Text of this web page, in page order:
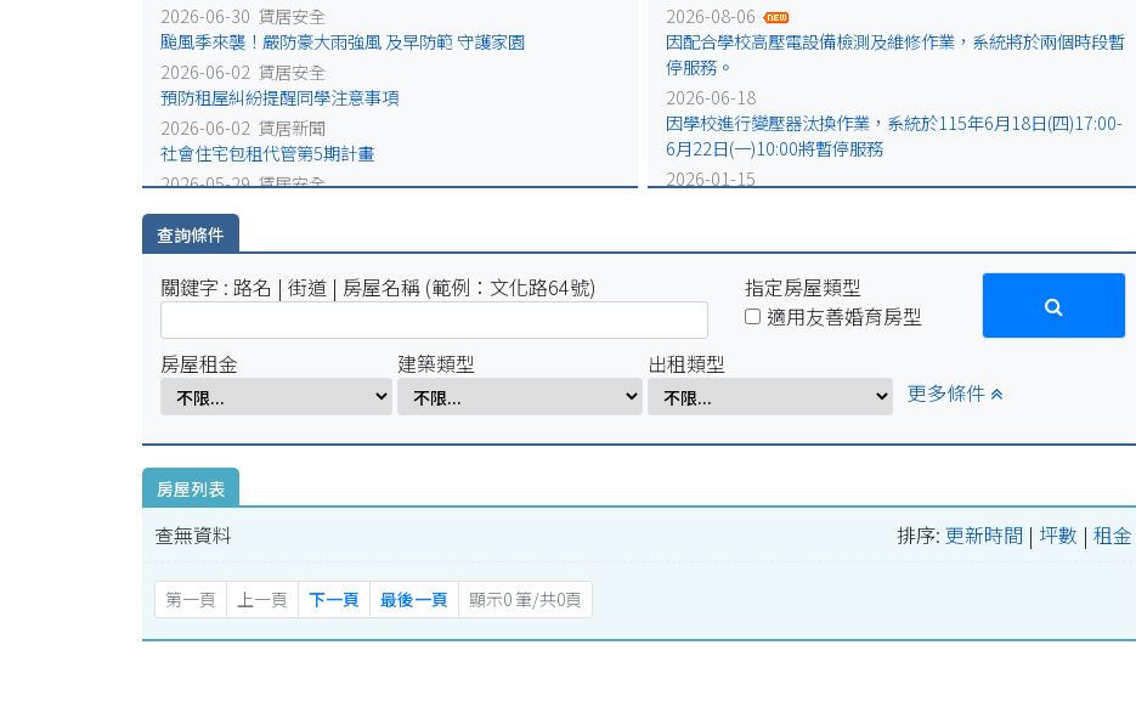
2026-06-30 賃居安全
颱風季來襲！嚴防豪大雨強風 及早防範 守護家園
2026-06-02 賃居安全
預防租屋糾紛提醒同學注意事項
2026-06-02 賃居新聞
社會住宅包租代管第5期計畫
2026-05-29 賃居安全
火災避難，千萬別躲浴室廁所!
2026-05-25 賃居安全
2026-05-18 賃居新聞
2026-08-06
因配合學校高壓電設備檢測及維修作業，系統將於兩個時段暫
停服務。
2026-06-18
因學校進行變壓器汰換作業，系統於115年6月18日(四)17:00-
6月22日(一)10:00將暫停服務
2026-01-15
2025-12-31
因配合學校電力設備緊急維修作業，系統於115年1月2日
(五)17:00-1月5日(一)10:00將暫停服務。
2025-07-29
因配合學校例行性停電作業，系統於114年8月15日(五)16:00-
8月18日(一)10:00將暫停服務。
2025-04-01
因配合學校電氣設備檢修作業，系統於114年4月1日
查詢條件
關鍵字 : 路名 | 街道 | 房屋名稱 (範例：文化路64號)
指定房屋類型
適用友善婚育房型
房屋租金
建築類型
出租類型
更多條件
房屋列表
查無資料 排序: 更新時間 | 坪數 | 租金
第一頁 上一頁 下一頁 最後一頁 顯示0 筆/共0頁